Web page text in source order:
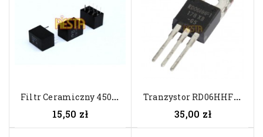
F
Iltr Ceramiczny 450IT MuRata...
15,50 zł
T
Ranzystor RD06HHF1 Mitsubishi -...
35,00 zł